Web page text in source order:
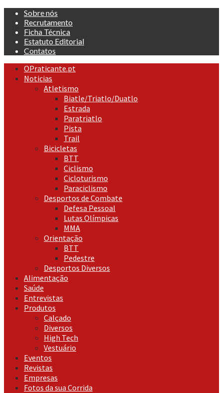
Skip
content
Sobre nós
Recrutamento
Ficha Técnica
Estatuto Editorial
Contatos
Primary
Menu
OPraticante.pt
Noticias
Atletismo
Biatle/Triatlo/Duatlo
Estrada
Paratriatlo
Pista
Trail
Bicicletas
BTT
Ciclismo
Cicloturismo
Paraciclismo
Desportos de Combate
Defesa Pessoal
Lutas Olímpicas
MMA
Orientação
BTT
Pedestre
Desportos Diversos
Alimentação
Saúde
Entrevistas
Produtos
Calçado
Diversos
High Tech
Vestuário
Eventos
Revistas
Empresas
Fotos da sua Corrida